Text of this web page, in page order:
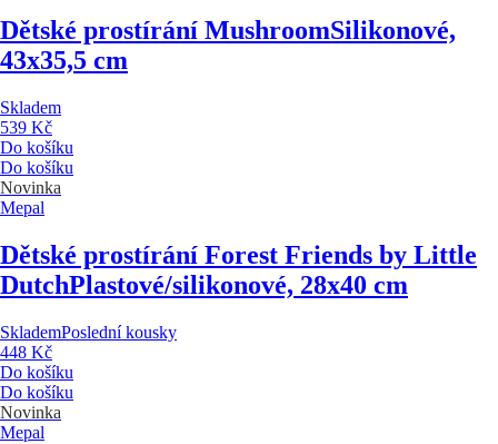
Dětské prostírání MushroomSilikonové,
43x35,5 cm
Skladem
539 Kč
Do košíku
Do košíku
Novinka
Mepal
Dětské prostírání Forest Friends by Little
DutchPlastové/silikonové, 28x40 cm
SklademPoslední kousky
448 Kč
Do košíku
Do košíku
Novinka
Mepal